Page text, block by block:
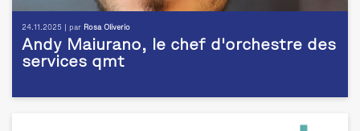
24.11.2025 | par Rosa Oliverio
Andy Maiurano, le chef d'orchestre des
services qmt